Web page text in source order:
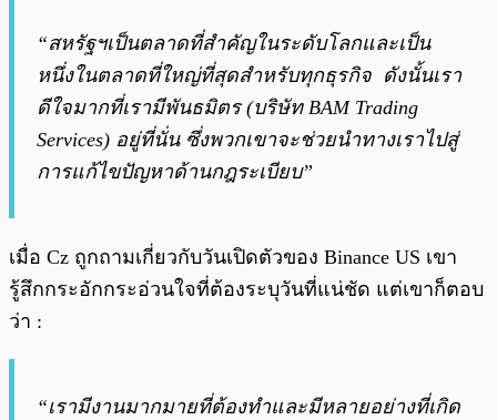
“สหรัฐฯเป็นตลาดที่สำคัญในระดับโลกและเป็น
หนึ่งในตลาดที่ใหญ่ที่สุดสำหรับทุกธุรกิจ ดังนั้นเรา
ดีใจมากที่เรามีพันธมิตร (บริษัท BAM Trading
Services) อยู่ที่นั่น ซึ่งพวกเขาจะช่วยนำทางเราไปสู่
การแก้ไขปัญหาด้านกฎระเบียบ”
เมื่อ Cz ถูกถามเกี่ยวกับวันเปิดตัวของ Binance US เขา
รู้สึกกระอักกระอ่วนใจที่ต้องระบุวันที่แน่ชัด แต่เขาก็ตอบ
ว่า :
“เรามีงานมากมายที่ต้องทำและมีหลายอย่างที่เกิด